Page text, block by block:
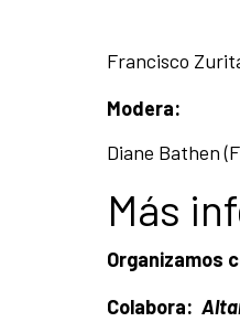
Francisco
Modera:
Diane Bathen
Más
Organizamos
Colabora: